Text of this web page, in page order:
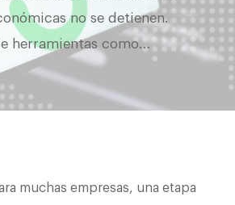
no se detienen.
herramientas como…
muchas empresas, una etapa